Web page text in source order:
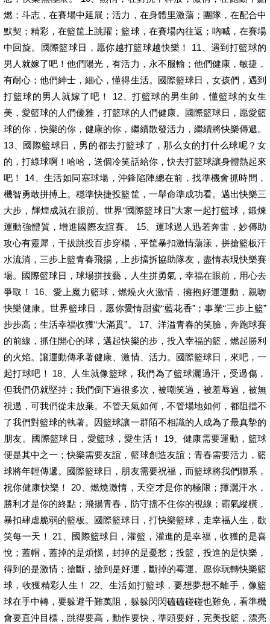
燃；斗志，在賽場中延展；活力，在身體里激蕩；團隊，在配合中
默契；精彩，在籃筐上跳躍；籃球，在賽場內往返；吶喊，在賽場
中回旋。國際籃球日，愿你越打籃球越快樂！ 11、遇到打籃球的
男人就嫁了吧！他們陽光，有活力，永不服輸；他們健康，敏捷，
有耐心；他們紳士，細心，懂得生活。國際籃球日，女孩們，遇到
打籃球的男人就嫁了吧！ 12、打籃球的男生帥，懂籃球的女生
美，愛籃球的人們優雅，打籃球的人們健康。國際籃球日，愿愛籃
球的你，快樂的你，健康的你，繼續散發活力，繼續將快樂傳遞。
13、國際籃球日，男的都去打籃球了，那么女的打什么球呢？女
的，打綠球啊！哈哈，送個冷笑話給你，快去打籃球讓身體熱起來
吧！ 14、生活如同塞球場，沖鋒陷陣總在前，找準機會抓時間，
機智勇敢拼搏上。穩準快捷投籃筐，一舉命準成功看。邁出快樂三
大步，輝煌成就在眼前。世界“國際籃球日”大家一起打籃球，鍛煉
運動強體質，增進國際友誼賽。 15、運球過人迅若奔雷，妙傳助
攻心有靈犀，干拔跳投百步穿楊，平筐暴扣激情蕩漾，拼搶籃板汗
水流淌，三步上籃青春飛揚，上步擋拆協助隊友，盡情表現快樂賽
場。國際籃球日，球場拼技藝，人生拼勇氣，幸福在眼前，用心去
爭取！ 16、愛上魔力籃球，燃燒火火激情，擁抱好運運動，親吻
快樂健康。世界籃球日，愿你愛情甜蜜“藍花香”；事業“三步上籃”
步步高；生活幸福收獲“大滿貫”。 17、洋溢青春的笑臉，奔跑球賽
的前線，抓住開心的球，邁起快樂的步，投入幸福的籃，燃起勝利
的火焰。讓運動傳承著健康、激情、活力。國際籃球日，來吧，一
起打球吧！ 18、人生就像籃球，我們為了籃球灑過汗，受過傷，
但我們仍就堅持；我們倒下過很多次，被嘲笑過，被羞辱過，被無
視過，可我們從未放棄。不管天氣如何，不管場地如何，都阻擋不
了我們對籃球的執著。因籃球讓一群陌不相識的人成為了最真摯的
朋友。國際籃球日，愛籃球，愛生活！ 19、健康需要運動，籃球
便是其中之一；快樂需要友誼，籃球創造友誼；青春需要活力，籃
球將年輕傳遞。國際籃球日，朋友需要祝福，而籃球將我們聯系，
祝你健康快樂！ 20、燃燒激情，天空才是你的極限；揮灑汗水，
勝利才是你的終點；飛揚青春，防守擋不住你的視線；霸氣縱橫，
暴扣肆虐脆弱的籃板。國際籃球日，打快樂籃球，走幸福人生，歡
笑每一天！ 21、國際籃球日，灌籃，灌進的是幸福，收獲的是喜
悅；蓋帽，蓋掉的是煩惱，封掉的是憂愁；投籃，投進的是快樂，
得到的是激情；搶斷，搶到是好運，斷掉的霉運。愿你玩轉快樂籃
球，收獲精彩人生！ 22、生活如打籃球，要想夢想不離手，像籃
球在手中轉，要躲避千難萬阻，躲躲閃閃磕磕碰碰也難免，看準機
會要直沖目標，跳得要高，動作要快，準頭要好，完美投籃，漂亮